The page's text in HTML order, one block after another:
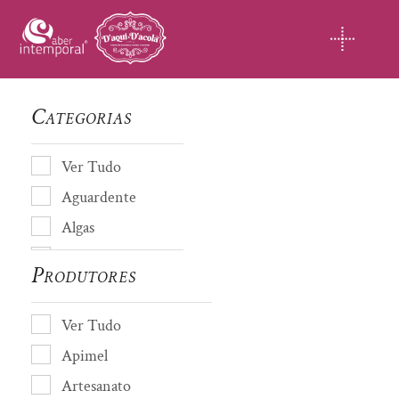
Skip
to
content
Categorias
Ver Tudo
Aguardente
Algas
Amendoas
Artesanato
Avós de Coja
Azeite
Produtores
Ver Tudo
Apimel
Artesanato